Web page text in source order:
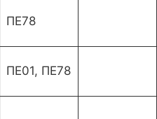
ΠΕ78
ΠΕ01, ΠΕ78